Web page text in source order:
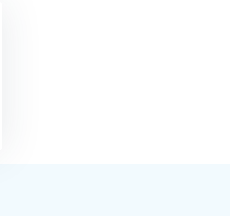
in voor onze nieuwsbrief: